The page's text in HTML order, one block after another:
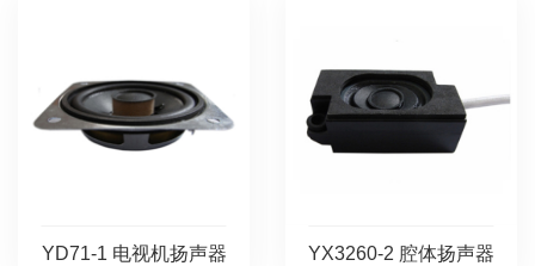
YD71-1 电视机扬声器 YX3260-2 腔体扬声器